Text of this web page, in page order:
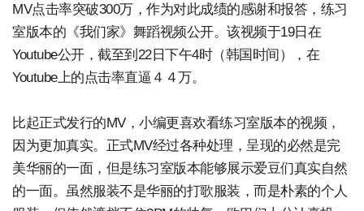
MV点击率突破300万，作为对此成绩的感谢和报答，练习
室版本的《我们家》舞蹈视频公开。该视频于19日在
Youtube公开，截至到22日下午4时（韩国时间），在
Youtube上的点击率直逼４４万。
比起正式发行的MV，小编更喜欢看练习室版本的视频，
因为更加真实。正式MV经过各种处理，呈现的必然是完
美华丽的一面，但是练习室版本能够展示爱豆们真实自然
的一面。虽然服装不是华丽的打歌服装，而是朴素的个人